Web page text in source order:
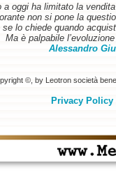
a oggi ha limitato la
non si pone la
se lo chiede quando
Ma è palpabile
Alessandro
©, by Leotron società
Privacy Policy